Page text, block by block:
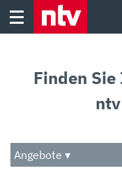
Skip
Audio
Das Beste
Finden
Angebote ▾